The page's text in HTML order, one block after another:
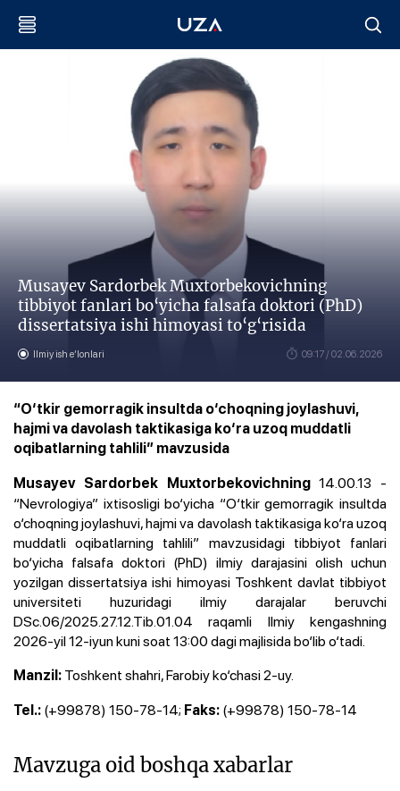
Musayev Sardorbek Muxtorbekovichning
tibbiyot fanlari bo‘yicha falsafa doktori (PhD)
dissertatsiya ishi himoyasi to‘g‘risida
Ilmiy ish eʼlonlari 09:17 / 02.06.2026
“O‘tkir gemorragik insultda o‘choqning joylashuvi,
hajmi va davolash taktikasiga ko‘ra uzoq muddatli
oqibatlarning tahlili” mavzusida
Musayev Sardorbek Muxtorbekovichning14.00.13 -
“Nevrologiya” ixtisosligi bo‘yicha “O‘tkir gemorragik insultda
o‘choqning joylashuvi, hajmi va davolash taktikasiga ko‘ra uzoq
muddatli oqibatlarning tahlili” mavzusidagi tibbiyot fanlari
bo‘yicha falsafa doktori (PhD) ilmiy darajasini olish uchun
yozilgan dissertatsiya ishi himoyasi Toshkent davlat tibbiyot
universiteti huzuridagi ilmiy darajalar beruvchi
DSc.06/2025.27.12.Tib.01.04 raqamli Ilmiy kengashning
2026-yil 12-iyun kuni soat 13:00 dagi majlisida bo‘lib o‘tadi.
Manzil: Toshkent shahri, Farobiy ko‘chasi 2-uy.
Tel.: (+99878) 150-78-14; Faks: (+99878) 150-78-14
Mavzuga oid boshqa xabarlar